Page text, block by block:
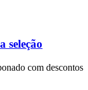
seleção
com descontos